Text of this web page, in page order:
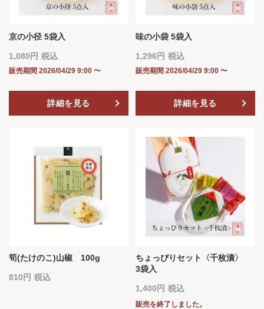
京の小径 5袋入
1,080 税込
販売期間 2026/04/29 9:00 〜
詳細を見る
味の小袋 5袋入
1,296 税込
販売期間 2026/04/29 9:00 〜
詳細を見る
筍(たけのこ)山椒 100g
810 税込
ちょっぴりセット〈千枚漬〉
3袋入
1,400 税込
販売を終了しました。